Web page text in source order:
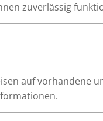
zuverlässig
auf vorhandene